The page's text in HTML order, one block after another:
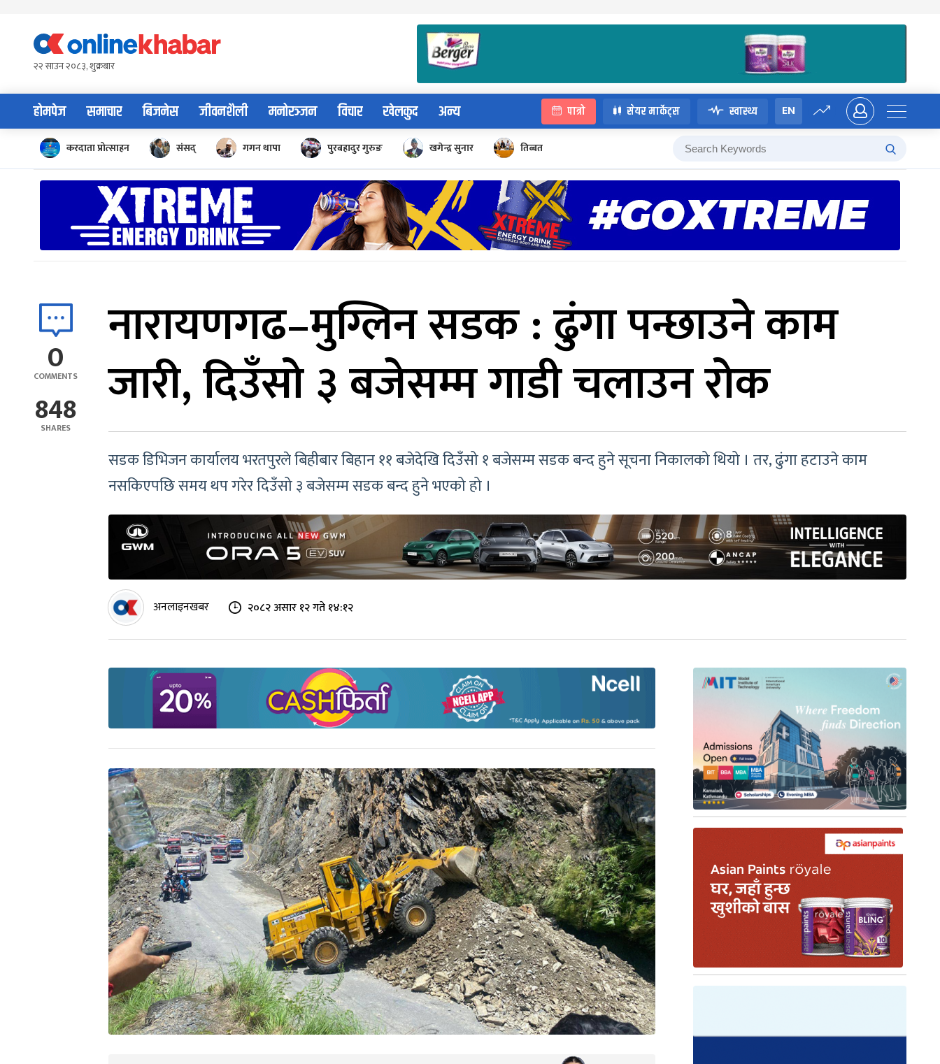
content२२ साउन २०८३, शुक्रबार
होमपेज समाचार बिजनेस जीवनशैली मनोरञ्जन विचार खेलकुद अन्य पात्रो सेयर मार्केट्स स्वास्थ्य EN
करदाता प्रोत्साहन संसद् गगन थापा पुरबहादुर गुरुङ खगेन्द्र सुनार तिब्बत
0
COMMENTS
848
SHARES
नारायणगढ–मुग्लिन सडक : ढुंगा पन्छाउने काम
जारी, दिउँसो ३ बजेसम्म गाडी चलाउन रोक
सडक डिभिजन कार्यालय भरतपुरले बिहीबार बिहान ११ बजेदेखि दिउँसो १ बजेसम्म सडक बन्द हुने सूचना निकालको थियो । तर, ढुंगा हटाउने काम
नसकिएपछि समय थप गरेर दिउँसो ३ बजेसम्म सडक बन्द हुने भएको हो ।
अनलाइनखबर २०८२ असार १२ गते १४:१२